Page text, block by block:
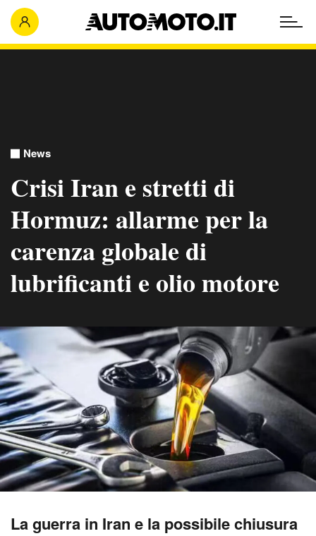
News
Crisi Iran e stretti di
Hormuz: allarme per la
carenza globale di
lubrificanti e olio motore
La guerra in Iran e la possibile chiusura